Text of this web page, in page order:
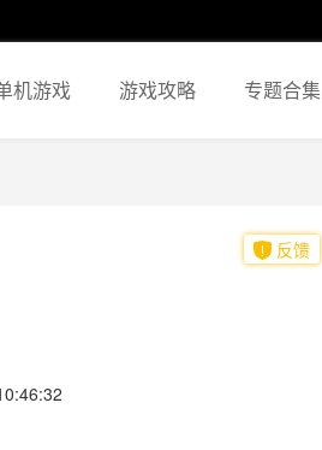
机游戏 游戏攻略 专题合集
反馈